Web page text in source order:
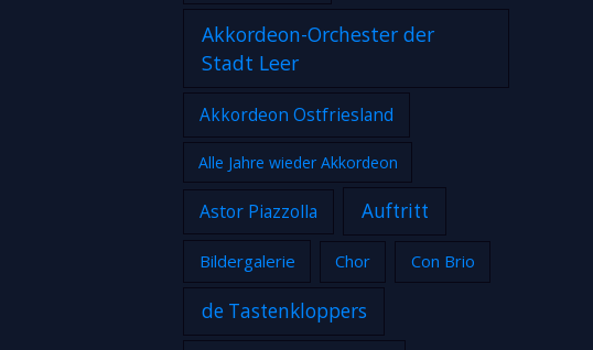
Akkordeon-Orchester der
Stadt Leer
Akkordeon Ostfriesland
Alle Jahre wieder Akkordeon
Astor Piazzolla Auftritt
Bildergalerie Chor Con Brio
de Tastenkloppers